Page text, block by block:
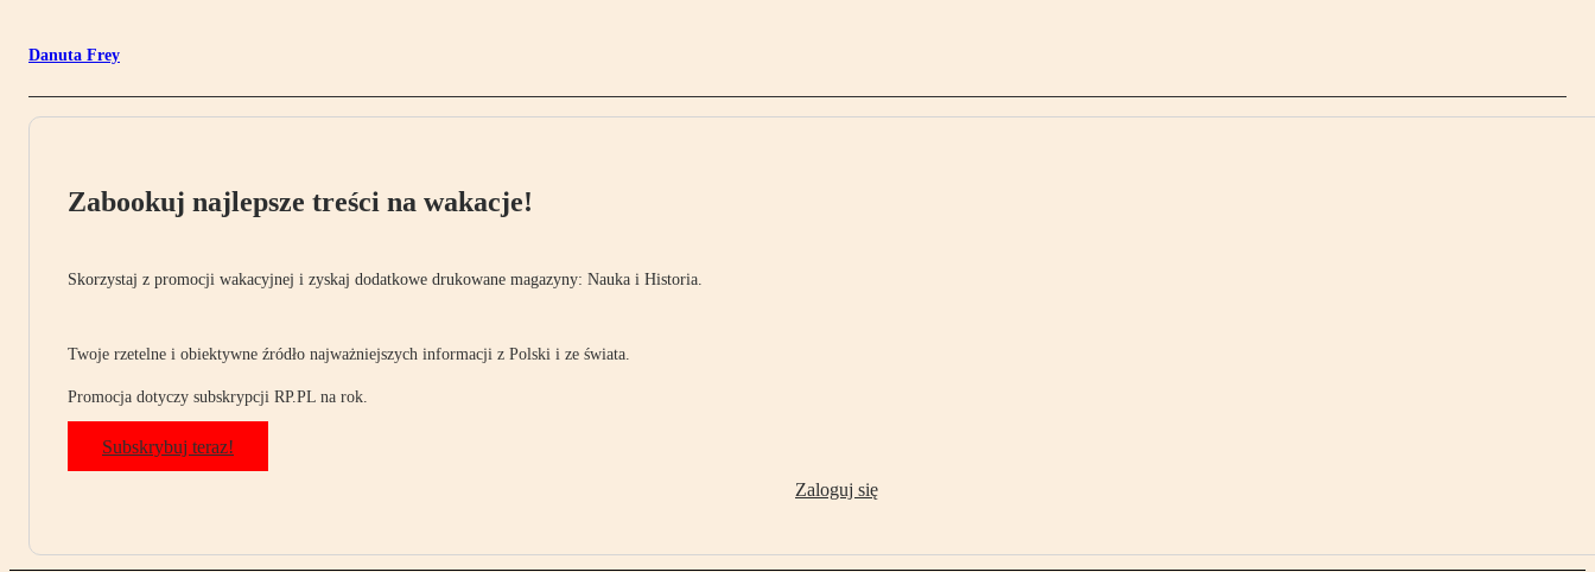
Danuta Frey
Zabookuj najlepsze treści na wakacje!
Skorzystaj z promocji wakacyjnej i zyskaj dodatkowe drukowane magazyny: Nauka i Historia.
Twoje rzetelne i obiektywne źródło najważniejszych informacji z Polski i ze świata.
Promocja dotyczy subskrypcji RP.PL na rok.
Subskrybuj teraz!
Zaloguj się